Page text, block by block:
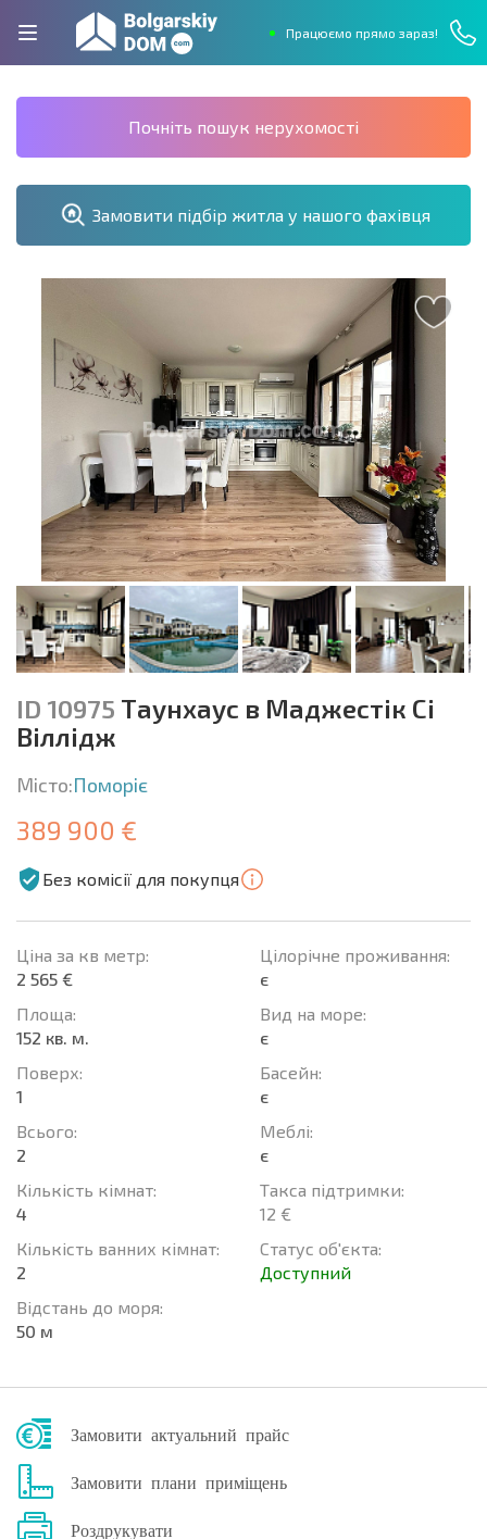
Працюємо прямо зараз!
Почніть пошук нерухомості
Замовити підбір житла у нашого фахівця
ID 10975 Таунхаус в Маджестік Сі
Віллідж
Місто:Поморіє
389 900 €
Без комісії для покупця
Ціна за кв метр:
2 565 €
Площа:
152 кв. м.
Поверх:
1
Всього:
2
Кількість кімнат:
4
Кількість ванних кімнат:
2
Відстань до моря:
50 м
Цілорічне проживання:
є
Вид на море:
є
Баcейн:
є
Меблі:
є
Такса підтримки:
12 €
Статус об'єкта:
Доступний
Замовити актуальний прайс
Замовити плани приміщень
Роздрукувати